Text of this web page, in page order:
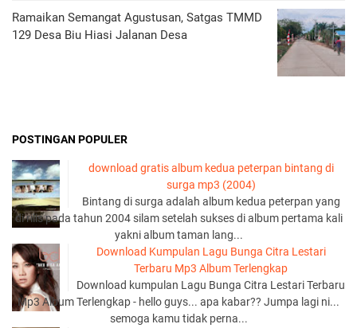
Ramaikan Semangat Agustusan, Satgas TMMD
129 Desa Biu Hiasi Jalanan Desa
POSTINGAN POPULER
download gratis album kedua peterpan bintang di
surga mp3 (2004)
Bintang di surga adalah album kedua peterpan yang
di rilis pada tahun 2004 silam setelah sukses di album pertama kali
yakni album taman lang...
Download Kumpulan Lagu Bunga Citra Lestari
Terbaru Mp3 Album Terlengkap
Download kumpulan Lagu Bunga Citra Lestari Terbaru
Mp3 Album Terlengkap - hello guys... apa kabar?? Jumpa lagi ni...
semoga kamu tidak perna...